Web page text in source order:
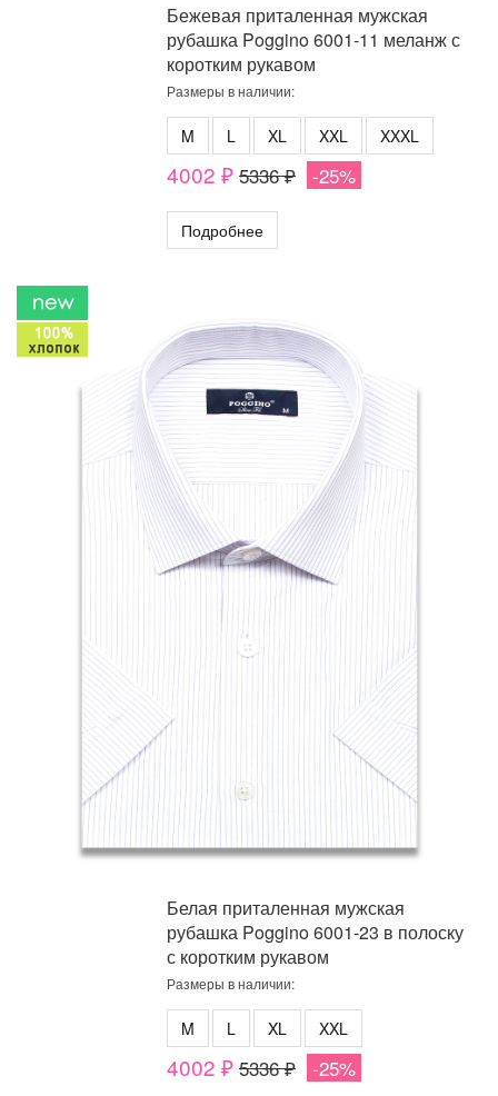
Бежевая приталенная мужская
рубашка Poggino 6001-11 меланж с
коротким рукавом
Размеры в наличии:
M L XL XXL XXXL
4002 ₽ 5336 ₽ -25%
Подробнее
Белая приталенная мужская
рубашка Poggino 6001-23 в полоску
с коротким рукавом
Размеры в наличии:
M L XL XXL
4002 ₽ 5336 ₽ -25%